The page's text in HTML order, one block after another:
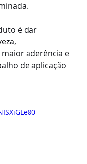
é dar
aderência e
de aplicação